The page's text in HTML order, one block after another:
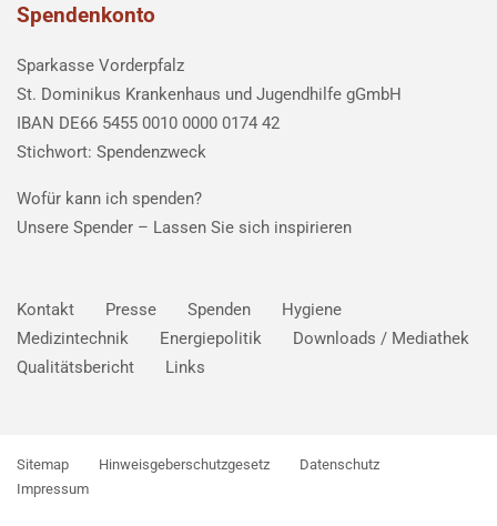
Spendenkonto
Sparkasse Vorderpfalz
St. Dominikus Krankenhaus und Jugendhilfe gGmbH
IBAN DE66 5455 0010 0000 0174 42
Stichwort: Spendenzweck
Wofür kann ich spenden?
Unsere Spender – Lassen Sie sich inspirieren
Kontakt Presse Spenden
Hygiene
Medizintechnik
Energiepolitik
Downloads / Mediathek
Qualitätsbericht
Links
Sitemap Hinweisgeberschutzgesetz
Datenschutz
Impressum